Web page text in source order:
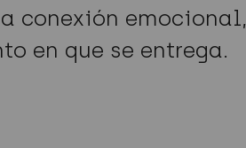
conexión emocional,
en que se entrega.